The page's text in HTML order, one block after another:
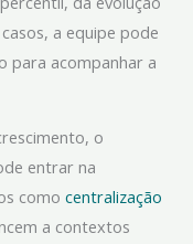
a equipe pode
para acompanhar a
o
entrar na
comocentralização
a contextos